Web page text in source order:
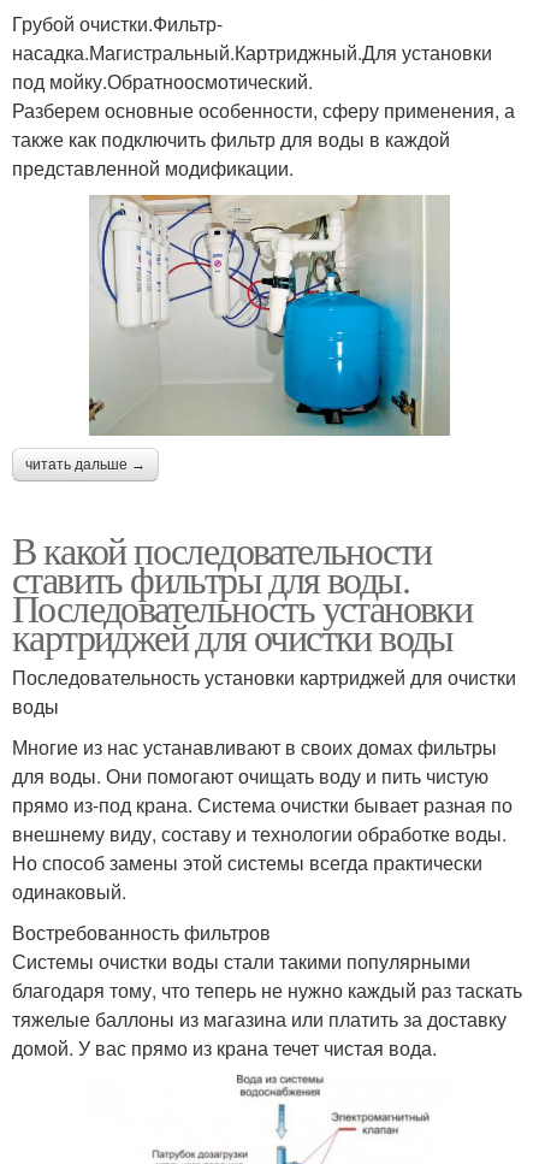
Грубой очистки.Фильтр-
насадка.Магистральный.Картриджный.Для установки
под мойку.Обратноосмотический.
Разберем основные особенности, сферу применения, а
также как подключить фильтр для воды в каждой
представленной модификации.
читать дальше →
В какой последовательности
ставить фильтры для воды.
Последовательность установки
картриджей для очистки воды
Последовательность установки картриджей для очистки
воды
Многие из нас устанавливают в своих домах фильтры
для воды. Они помогают очищать воду и пить чистую
прямо из-под крана. Система очистки бывает разная по
внешнему виду, составу и технологии обработке воды.
Но способ замены этой системы всегда практически
одинаковый.
Востребованность фильтров
Системы очистки воды стали такими популярными
благодаря тому, что теперь не нужно каждый раз таскать
тяжелые баллоны из магазина или платить за доставку
домой. У вас прямо из крана течет чистая вода.